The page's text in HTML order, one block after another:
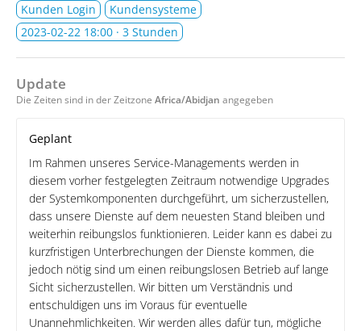
Kunden Login
Kundensysteme
2023-02-22 18:00 · 3 Stunden
Update
Die Zeiten sind in der Zeitzone Africa/Abidjan angegeben
Geplant
Im Rahmen unseres Service-Managements werden in
diesem vorher festgelegten Zeitraum notwendige Upgrades
der Systemkomponenten durchgeführt, um sicherzustellen,
dass unsere Dienste auf dem neuesten Stand bleiben und
weiterhin reibungslos funktionieren. Leider kann es dabei zu
kurzfristigen Unterbrechungen der Dienste kommen, die
jedoch nötig sind um einen reibungslosen Betrieb auf lange
Sicht sicherzustellen. Wir bitten um Verständnis und
entschuldigen uns im Voraus für eventuelle
Unannehmlichkeiten. Wir werden alles dafür tun, mögliche